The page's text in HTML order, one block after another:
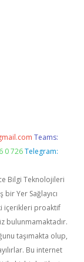
Teams:
0 726 Telegram:
Bilgi Teknolojileri
Yer Sağlayıcı
içerikleri proaktif
bulunmamaktadır.
taşımakta olup,
Bu internet